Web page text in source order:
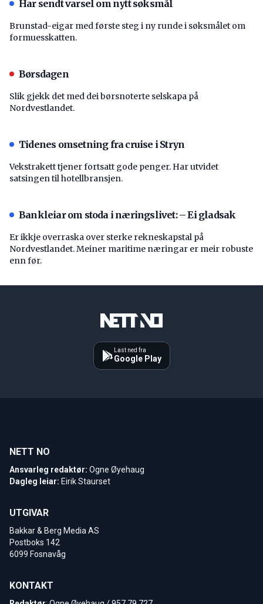
Har sendt varsel om nytt søksmål
Brunstad-eigar med første steg i ny runde i søksmålet om
formuesskatten.
Børsdagen
Slik gjekk det med dei børsnoterte selskapa på
Nordvestlandet.
Tidenes omsetning fra cruise i Stryn
Vekstrakett tjener fortsatt gode penger. Har utvidet
satsingen til hotellbransjen.
Bankleiar om stoda i næringslivet: – Ei gladsak
Er ikkje overraska over sterke rekneskapstal på
Nordvestlandet. Meiner maritime næringar er meir robuste
enn før.
Last ned fra
Google Play
NETT NO
Ansvarleg redaktør: Ogne Øyehaug
Dagleg leiar: Eirik Staurset
UTGIVAR
Bakkar & Berg Media AS
Postboks 142
6099 Fosnavåg
KONTAKT